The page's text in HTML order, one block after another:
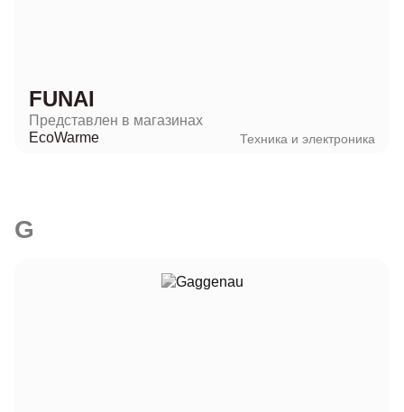
FUNAI
Представлен в магазинах
EcoWarme
Техника и электроника
G